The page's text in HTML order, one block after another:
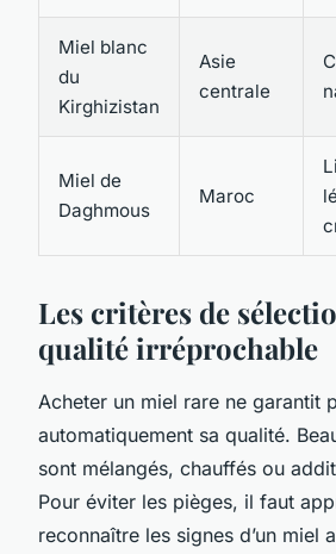
Miel blanc
du
Kirghizistan
Asie
centrale
Miel de
Daghmous
Maroc
Les critères de
qualité irréprochable
Acheter un miel rare ne garantit
automatiquement sa qualité.
sont mélangés, chauffés ou
Pour éviter les pièges, il faut
reconnaître les signes d’un miel